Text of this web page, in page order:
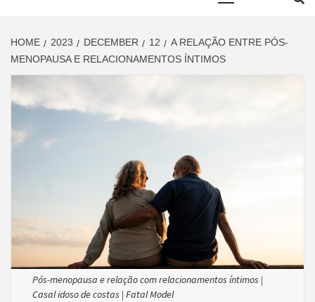
HOME 2023 DECEMBER 12
A RELAÇÃO ENTRE PÓS-
MENOPAUSA E RELACIONAMENTOS ÍNTIMOS
Pós-menopausa e relação com relacionamentos íntimos |
Casal idoso de costas | Fatal Model